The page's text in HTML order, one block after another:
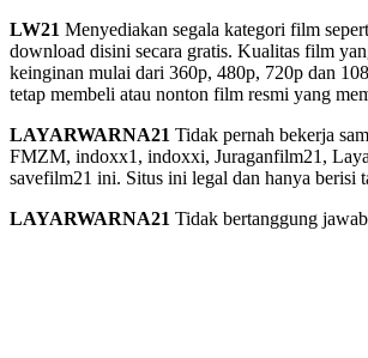
LW21 Menyediakan segala kategori film
download disini secara gratis. Kualitas film
keinginan mulai dari 360p, 480p, 720p dan
tetap membeli atau nonton film resmi yang
LAYARWARNA21 Tidak pernah bekerja
FMZM, indoxx1, indoxxi, Juraganfilm21,
savefilm21 ini. Situs ini legal dan hanya berisi
LAYARWARNA21 Tidak bertanggung